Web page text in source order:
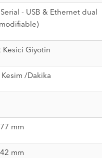
- USB & Ethernet dual
Kesici Giyotin
Kesim /Dakika
mm
mm